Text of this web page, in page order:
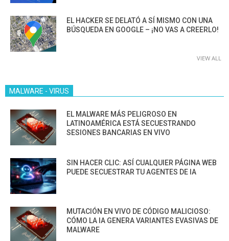
EL HACKER SE DELATÓ A SÍ MISMO CON UNA
BÚSQUEDA EN GOOGLE – ¡NO VAS A CREERLO!
VIEW ALL
MALWARE - VIRUS
EL MALWARE MÁS PELIGROSO EN
LATINOAMÉRICA ESTÁ SECUESTRANDO
SESIONES BANCARIAS EN VIVO
SIN HACER CLIC: ASÍ CUALQUIER PÁGINA WEB
PUEDE SECUESTRAR TU AGENTES DE IA
MUTACIÓN EN VIVO DE CÓDIGO MALICIOSO:
CÓMO LA IA GENERA VARIANTES EVASIVAS DE
MALWARE